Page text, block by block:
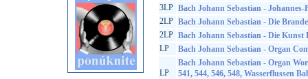
3LP Bach Johann Sebastian - Johannes-
2LP Bach Johann Sebastian - Die
2LP Bach Johann Sebastian - Die Kunst
LP
Bach Johann Sebastian - Organ
LP
Bach Johann Sebastian - Organ
541, 544, 546, 548, Wasserflussen